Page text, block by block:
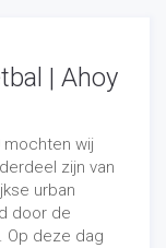
| Ahoy
wij
zijn van
urban
door de
Op deze dag